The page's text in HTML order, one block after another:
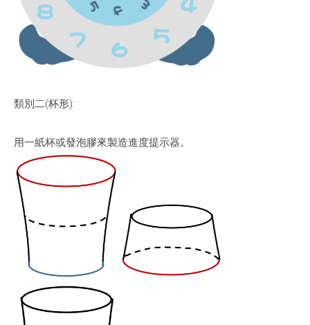
類別二(杯形):
用一紙杯或發泡膠來製造進度提示器。